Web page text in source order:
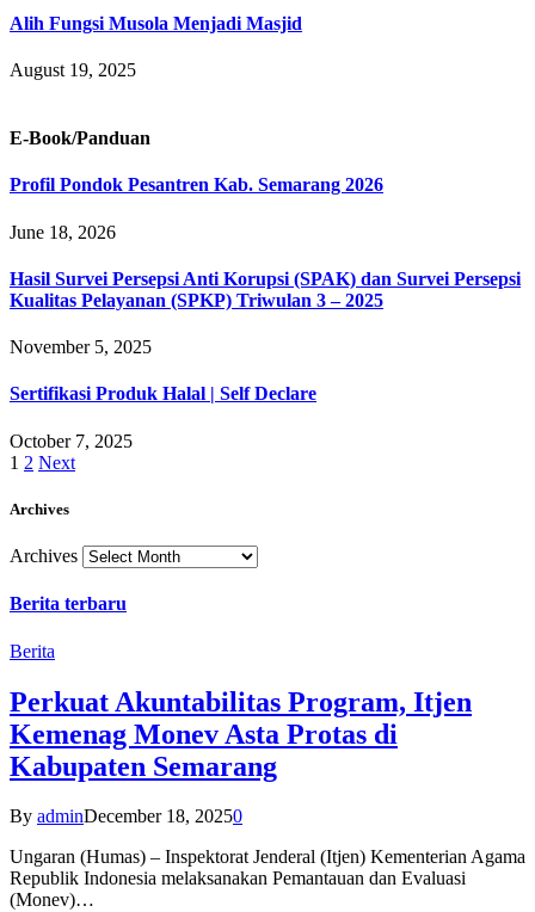
Alih Fungsi Musola Menjadi Masjid
August 19, 2025
E-Book/Panduan
Profil Pondok Pesantren Kab. Semarang 2026
June 18, 2026
Hasil Survei Persepsi Anti Korupsi (SPAK) dan Survei Persepsi
Kualitas Pelayanan (SPKP) Triwulan 3 – 2025
November 5, 2025
Sertifikasi Produk Halal | Self Declare
October 7, 2025
1 2 Next
Archives
Archives
Berita terbaru
Berita
Perkuat Akuntabilitas Program, Itjen
Kemenag Monev Asta Protas di
Kabupaten Semarang
By adminDecember 18, 20250
Ungaran (Humas) – Inspektorat Jenderal (Itjen) Kementerian Agama
Republik Indonesia melaksanakan Pemantauan dan Evaluasi
(Monev)…